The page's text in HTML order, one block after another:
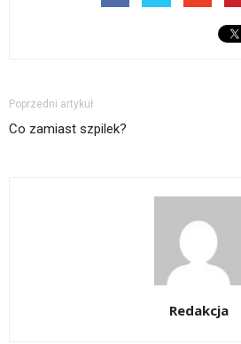
Poprzedni artykuł
Co zamiast szpilek?
Redakcja